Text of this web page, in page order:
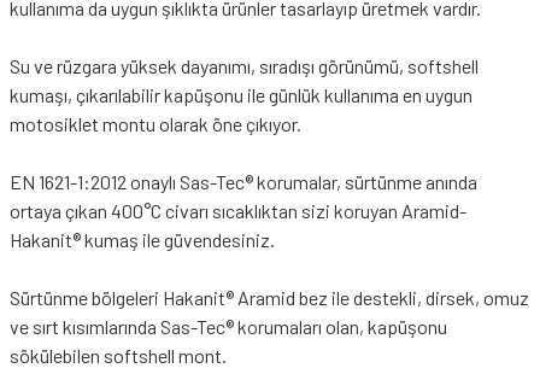
kullanıma da uygun şıklıkta ürünler tasarlayıp üretmek vardır.
Su ve rüzgara yüksek dayanımı, sıradışı görünümü, softshell
kumaşı, çıkarılabilir kapüşonu ile günlük kullanıma en uygun
motosiklet montu olarak öne çıkıyor.
EN 1621-1:2012 onaylı Sas-Tec® korumalar, sürtünme anında
ortaya çıkan 400°C civarı sıcaklıktan sizi koruyan Aramid-
Hakanit® kumaş ile güvendesiniz.
Sürtünme bölgeleri Hakanit® Aramid bez ile destekli, dirsek, omuz
ve sırt kısımlarında Sas-Tec® korumaları olan, kapüşonu
sökülebilen softshell mont.